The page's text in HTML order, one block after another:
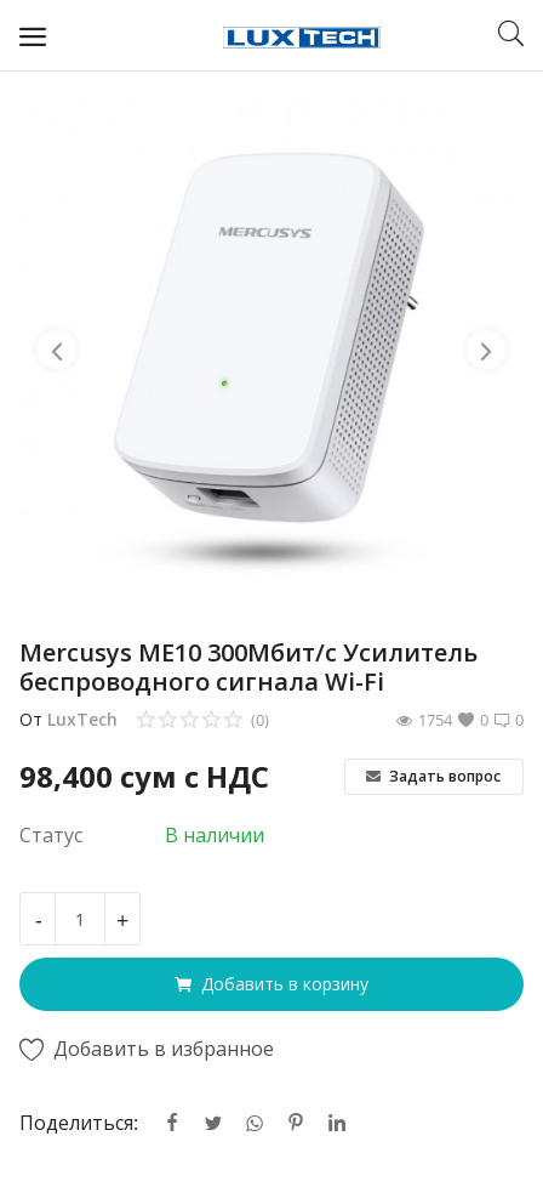
Mercusys ME10 300Мбит/с Усилитель
беспроводного сигнала Wi-Fi
От LuxTech 0
(0) 0
1754
98,400 сум с НДС Задать вопрос
Статус В наличии
- +
Добавить в корзину
Добавить в избранное
Поделиться: